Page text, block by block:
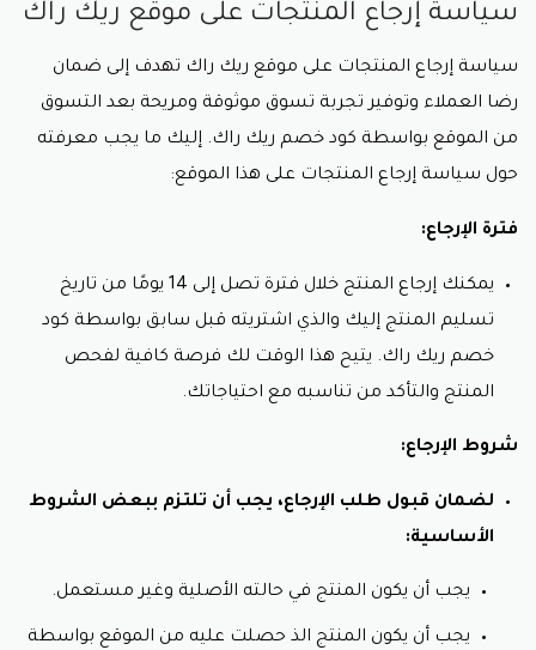
سياسة إرجاع المنتجات على موقع ريك راك
سياسة إرجاع المنتجات على موقع ريك راك تهدف إلى ضمان
رضا العملاء وتوفير تجربة تسوق موثوقة ومريحة بعد التسوق
من الموقع بواسطة كود خصم ريك راك. إليك ما يجب معرفته
حول سياسة إرجاع المنتجات على هذا الموقع:
فترة الإرجاع:
يمكنك إرجاع المنتج خلال فترة تصل إلى 14 يومًا من تاريخ
تسليم المنتج إليك والذي اشتريته قبل سابق بواسطة كود
خصم ريك راك. يتيح هذا الوقت لك فرصة كافية لفحص
المنتج والتأكد من تناسبه مع احتياجاتك.
شروط الإرجاع:
لضمان قبول طلب الإرجاع، يجب أن تلتزم ببعض الشروط
الأساسية:
يجب أن يكون المنتج في حالته الأصلية وغير مستعمل.
يجب أن يكون المنتج الذ حصلت عليه من الموقع بواسطة